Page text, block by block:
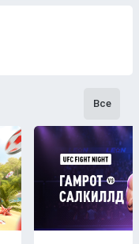
Все